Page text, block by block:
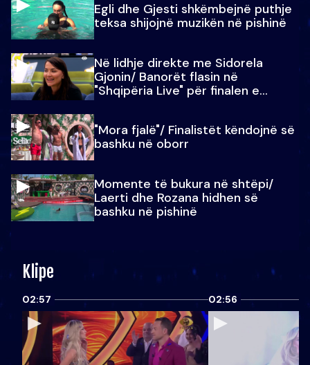
Egli dhe Gjesti shkëmbejnë puthje
teksa shijojnë muzikën në pishinë
Në lidhje direkte me Sidorela
Gjonin/ Banorët flasin në
"Shqipëria Live" për finalen e
"Mora fjalë"/ Finalistët këndojnë së
bashku në oborr
Momente të bukura në shtëpi/
Laerti dhe Rozana hidhen së
bashku në pishinë
Klipe
02:57 02:56